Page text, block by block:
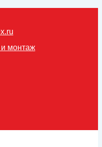
монтаж